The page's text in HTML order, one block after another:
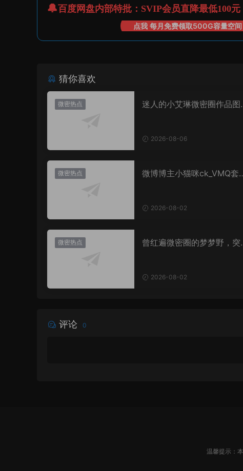
百度网盘内部特批：SVIP会员直降最低100元
点我 每月免费领取500G容量空
猜你喜欢
微密热点
迷人的小艾琳微密圈作品图
2026-08-06
微密热点
微博博主小猫咪ck_VMQ套
2026-08-02
微密热点
曾红遍微密圈的梦梦野，突
2026-08-02
评论 0
温馨提示：